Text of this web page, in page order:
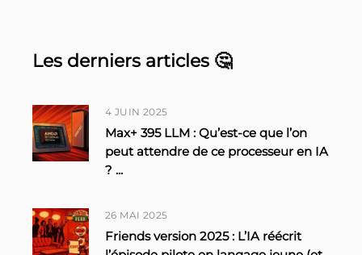
Les derniers articles 🤔
4 JUIN 2025
Max+ 395 LLM : Qu’est-ce que l’on
peut attendre de ce processeur en IA
? ...
26 MAI 2025
Friends version 2025 : L’IA réécrit